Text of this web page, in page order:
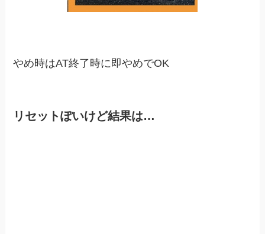
やめ時はAT終了時に即やめでOK
リセットぽいけど結果は…